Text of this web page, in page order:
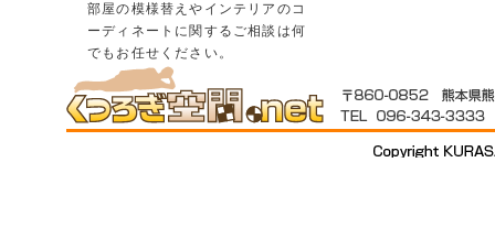
部屋の模様替えやインテリアのコ
ーディネートに関するご相談は何
でもお任せください。